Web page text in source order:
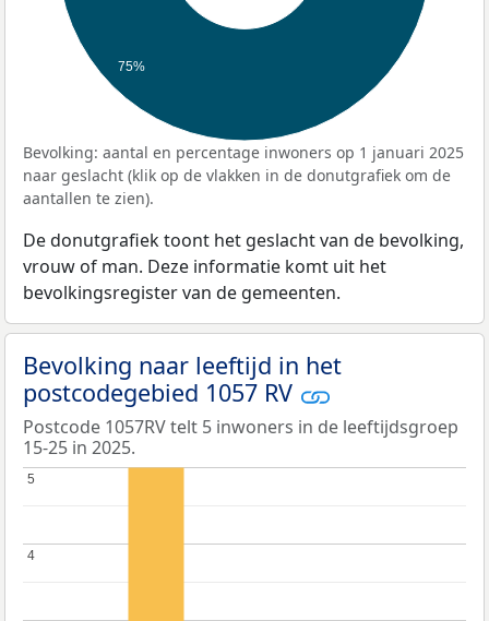
75%
Bevolking: aantal en percentage inwoners op 1 januari 2025
naar geslacht (klik op de vlakken in de donutgrafiek om de
aantallen te zien).
De donutgrafiek toont het geslacht van de bevolking,
vrouw of man. Deze informatie komt uit het
bevolkingsregister van de gemeenten.
Bevolking naar leeftijd in het
postcodegebied 1057 RV
Postcode 1057RV telt 5 inwoners in de leeftijdsgroep
15-25 in 2025.
4
4
5
5